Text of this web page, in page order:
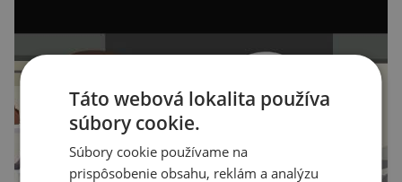
Táto webová lokalita používa
súbory cookie.
Súbory cookie používame na
prispôsobenie obsahu, reklám a analýzu